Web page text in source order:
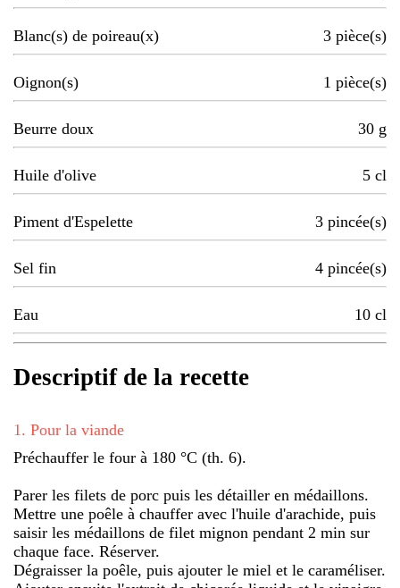
Blanc(s) de poireau(x) 3 pièce(s)
Oignon(s) 1 pièce(s)
Beurre doux 30 g
Huile d'olive 5 cl
Piment d'Espelette 3 pincée(s)
Sel fin 4 pincée(s)
Eau 10 cl
Descriptif de la recette
1 . Pour la viande
Préchauffer le four à 180 °C (th. 6).
Parer les filets de porc puis les détailler en médaillons.
Mettre une poêle à chauffer avec l'huile d'arachide, puis
saisir les médaillons de filet mignon pendant 2 min sur
chaque face. Réserver.
Dégraisser la poêle, puis ajouter le miel et le caraméliser.